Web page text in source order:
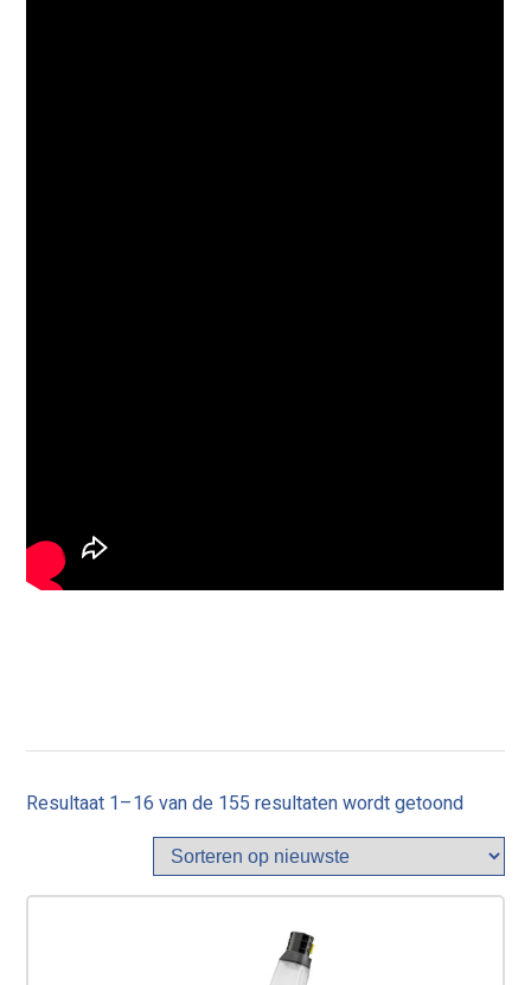
Resultaat 1–16 van de 155 resultaten wordt getoond
op